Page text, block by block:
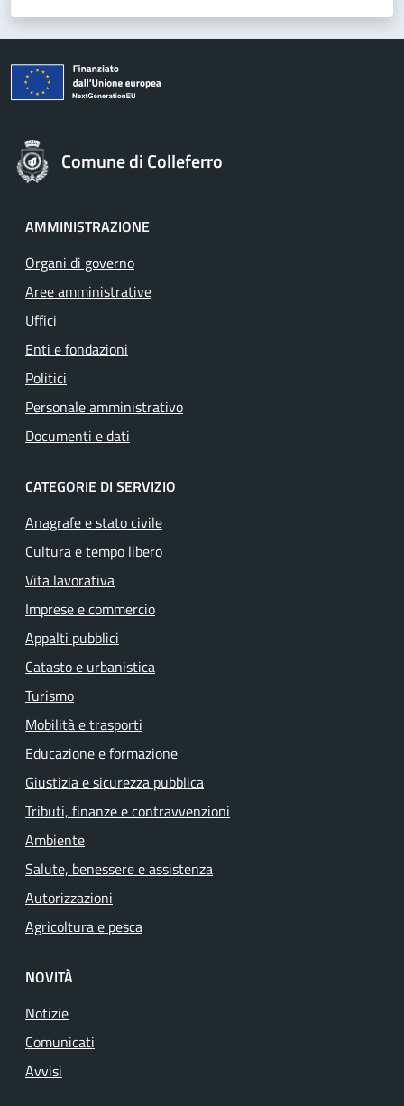
Comune di Colleferro
AMMINISTRAZIONE
Organi di governo
Aree amministrative
Uffici
Enti e fondazioni
Politici
Personale amministrativo
Documenti e dati
CATEGORIE DI SERVIZIO
Anagrafe e stato civile
Cultura e tempo libero
Vita lavorativa
Imprese e commercio
Appalti pubblici
Catasto e urbanistica
Turismo
Mobilità e trasporti
Educazione e formazione
Giustizia e sicurezza pubblica
Tributi, finanze e contravvenzioni
Ambiente
Salute, benessere e assistenza
Autorizzazioni
Agricoltura e pesca
NOVITÀ
Notizie
Comunicati
Avvisi